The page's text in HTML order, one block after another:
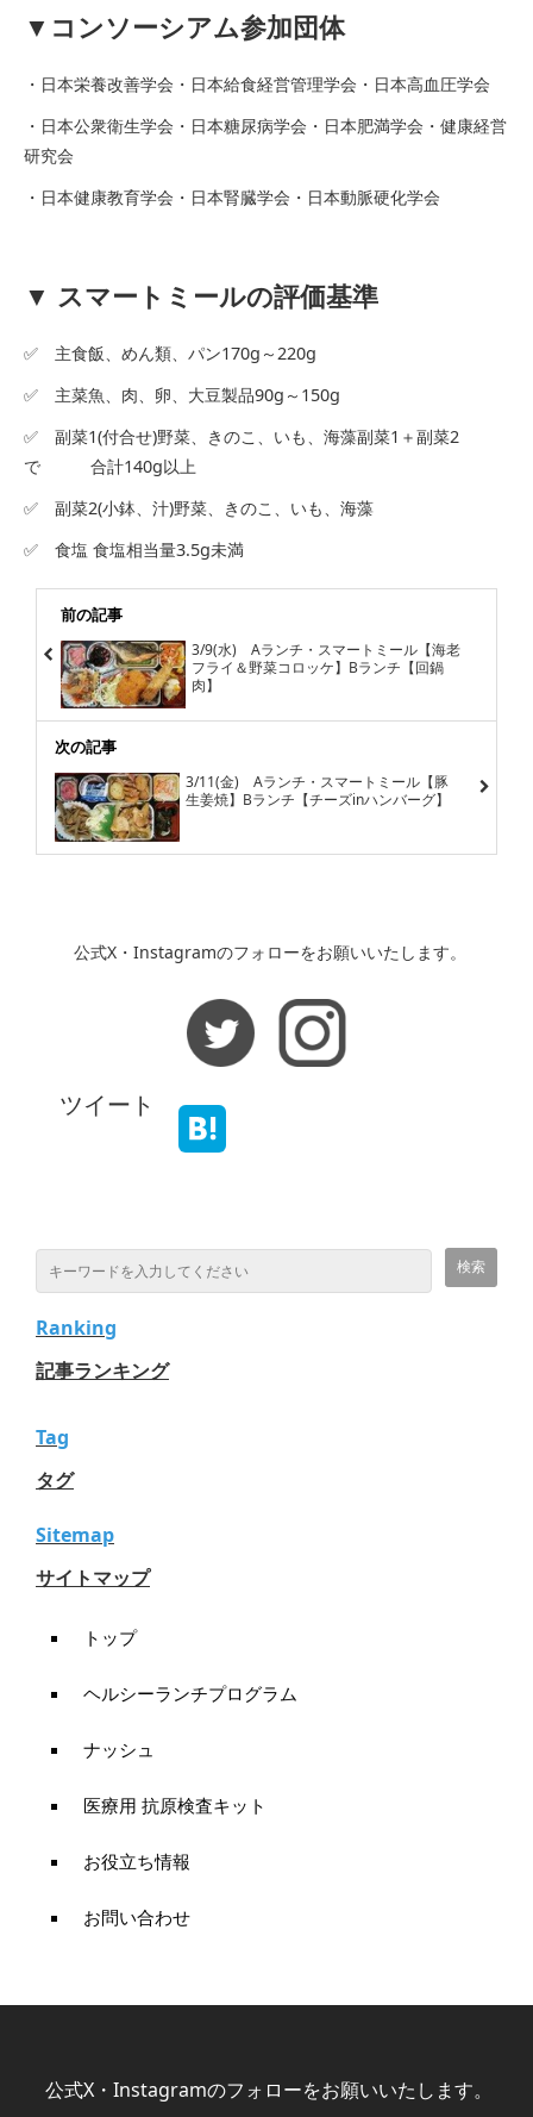
▼コンソーシアム参加団体
・日本栄養改善学会・日本給食経営管理学会・日本高血圧学会
・日本公衆衛生学会・日本糖尿病学会・日本肥満学会・健康経営
研究会
・日本健康教育学会・日本腎臓学会・日本動脈硬化学会
▼ スマートミールの評価基準
✅ 主食飯、めん類、パン170g～220g
✅ 主菜魚、肉、卵、大豆製品90g～150g
✅ 副菜1(付合せ)野菜、きのこ、いも、海藻副菜1＋副菜2
で 合計140g以上
✅ 副菜2(小鉢、汁)野菜、きのこ、いも、海藻
✅ 食塩 食塩相当量3.5g未満
前の記事
3/9(水) Aランチ・スマートミール【海老
フライ＆野菜コロッケ】Bランチ【回鍋
肉】
次の記事
3/11(金) Aランチ・スマートミール【豚
生姜焼】Bランチ【チーズinハンバーグ】
公式X・Instagramのフォローをお願いいたします。
ツイート
Ranking
記事ランキング
Tag
タグ
Sitemap
サイトマップ
トップ
ヘルシーランチプログラム
ナッシュ
医療用 抗原検査キット
お役立ち情報
お問い合わせ
公式X・Instagramのフォローをお願いいたします。